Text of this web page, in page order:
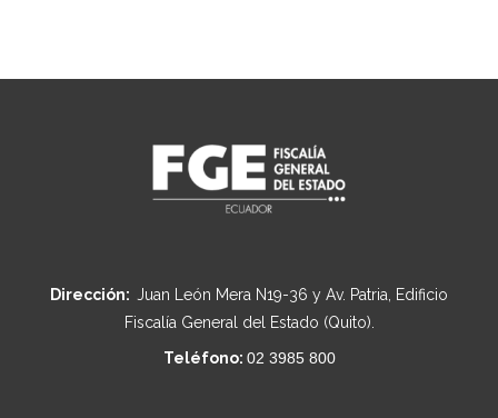
Dirección: Juan León Mera N19-36 y Av. Patria, Edificio
Fiscalía General del Estado (Quito).
Teléfono: 02 3985 800